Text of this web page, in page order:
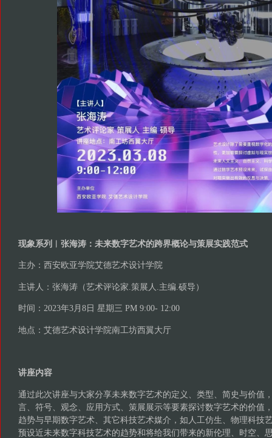
现象系列︱张海涛：未来数字艺术的跨界概论与策展实践范式
主办：西安欧亚学院艾德艺术设计学院
主讲人：张海涛（艺术评论家.策展人.主编.硕导）
时间：2023年3月8日 星期三 PM 9:00- 12:00
地点：艾德艺术设计学院南工坊西翼大厅
讲座内容
通过此次讲座与大家分享未来数字艺术的定义、类型、简史与价值
言、符号、观念、应用方式、策展展示等要素探讨数字艺术的价值
趋势与早期数字艺术、其它科技艺术媒介，如人工仿生、物理科技
预设近未来数字科技艺术的趋势和将给我们带来的新伦理、时空、